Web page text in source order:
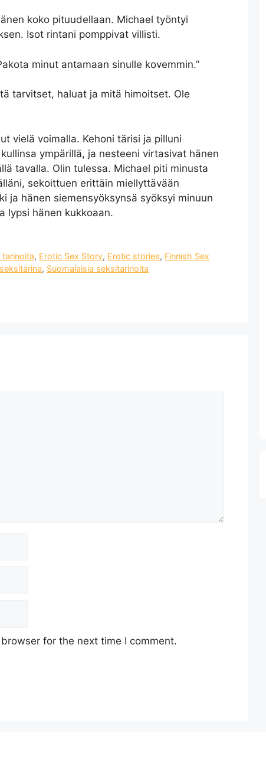
koko pituudellaan. Michael työntyi
Isot rintani pomppivat villisti.
minut antamaan sinulle kovemmin.”
tarvitset, haluat ja mitä himoitset. Ole
vielä voimalla. Kehoni tärisi ja pilluni
ympärillä, ja nesteeni virtasivat hänen
tavalla. Olin tulessa. Michael piti minusta
sekoittuen erittäin miellyttävään
ja hänen siemensyöksynsä syöksyi minuun
lypsi hänen kukkoaan.
, Erotic Sex Story, Erotic stories, Finnish Sex
, Suomalaisia ​​seksitarinoita
for the next time I comment.